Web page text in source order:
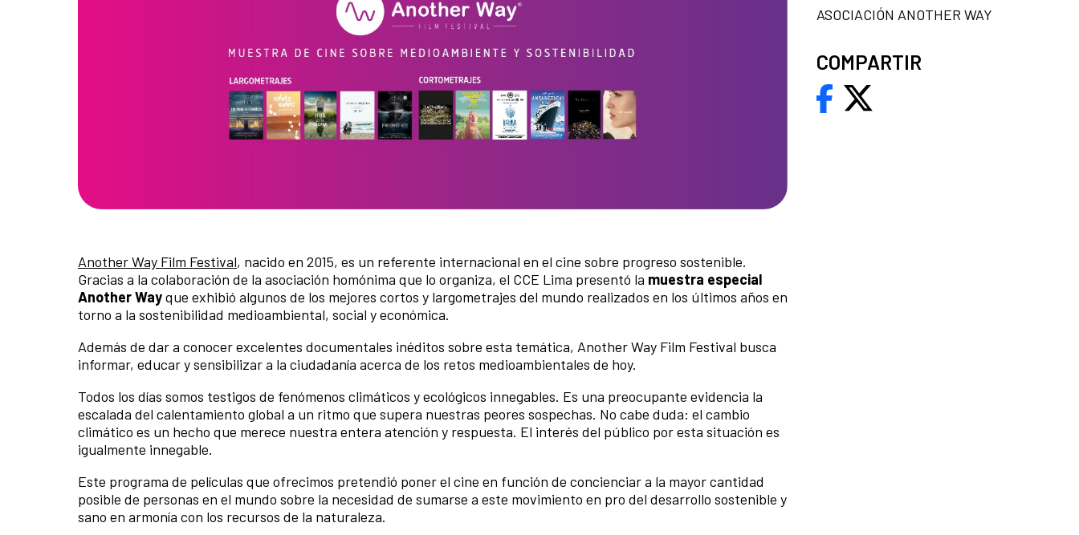
Another Way Film Festival, nacido en 2015, es un referente internacional en el cine sobre progreso sostenible.
Gracias a la colaboración de la asociación homónima que lo organiza, el CCE Lima presentó la muestra especial
Another Wayque exhibió algunos de los mejores cortos y largometrajes del mundo realizados en los últimos años en
torno a la sostenibilidad medioambiental, social y económica.
Además de dar a conocer excelentes documentales inéditos sobre esta temática, Another Way Film Festival busca
informar, educar y sensibilizar a la ciudadanía acerca de los retos medioambientales de hoy.
Todos los días somos testigos de fenómenos climáticos y ecológicos innegables. Es una preocupante evidencia la
escalada del calentamiento global a un ritmo que supera nuestras peores sospechas. No cabe duda: el cambio
climático es un hecho que merece nuestra entera atención y respuesta. El interés del público por esta situación es
igualmente innegable.
Este programa de películas que ofrecimos pretendió poner el cine en función de concienciar a la mayor cantidad
posible de personas en el mundo sobre la necesidad de sumarse a este movimiento en pro del desarrollo sostenible y
sano en armonía con los recursos de la naturaleza.
ASOCIACIÓN ANOTHER WAY
COMPARTIR